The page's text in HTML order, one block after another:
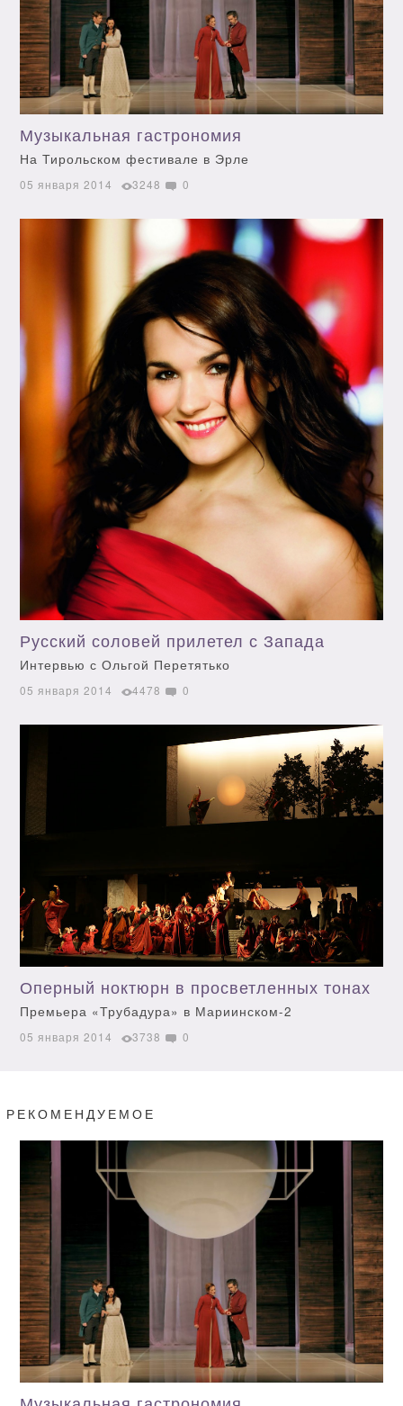
Музыкальная гастрономия
На Тирольском фестивале в Эрле
05 января 2014 3248 0
Русский соловей прилетел с Запада
Интервью с Ольгой Перетятько
05 января 2014 4478 0
Оперный ноктюрн в просветленных тонах
Премьера «Трубадура» в Мариинском-2
05 января 2014 3738 0
РЕКОМЕНДУЕМОЕ